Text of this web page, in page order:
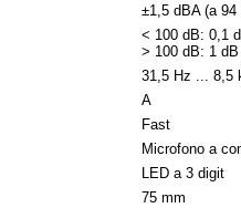
±1,5 dBA (a
< 100 dB: 0,1
> 100 dB: 1 dB
31,5 Hz ... 8,5
A
Fast
Microfono a
LED a 3 digit
75 mm